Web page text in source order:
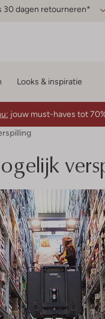
30 dagen retourneren*
Looks & inspiratie
jouw must-haves tot